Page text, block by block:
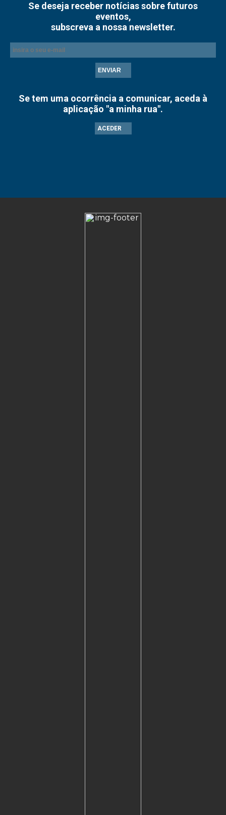
Se deseja receber notícias sobre futuros
eventos,
subscreva a nossa newsletter.
ENVIAR
Se tem uma ocorrência a comunicar, aceda à
aplicação "a minha rua".
ACEDER